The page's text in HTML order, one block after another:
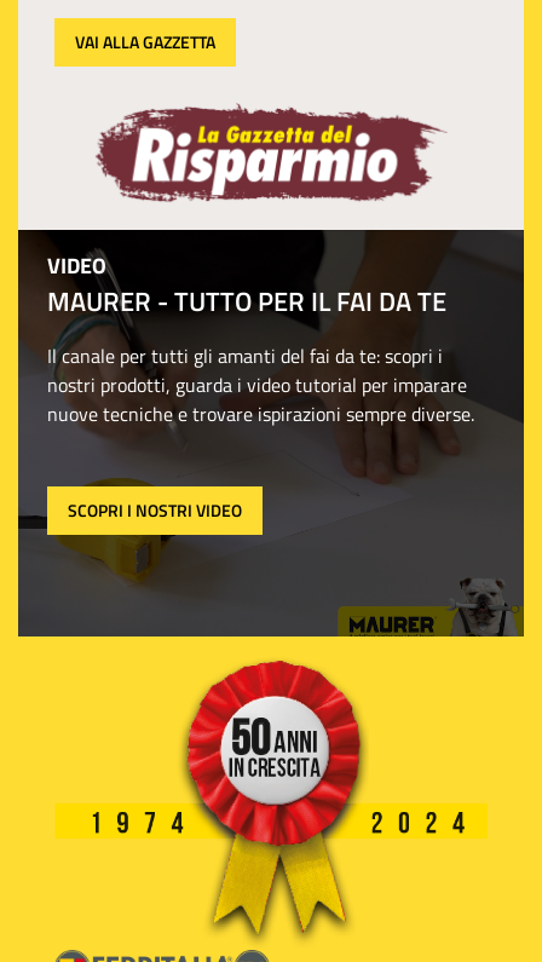
VAI ALLA GAZZETTA
VIDEO
MAURER - TUTTO PER IL FAI DA TE
Il canale per tutti gli amanti del fai da te: scopri i
nostri prodotti, guarda i video tutorial per imparare
nuove tecniche e trovare ispirazioni sempre diverse.
SCOPRI I NOSTRI VIDEO